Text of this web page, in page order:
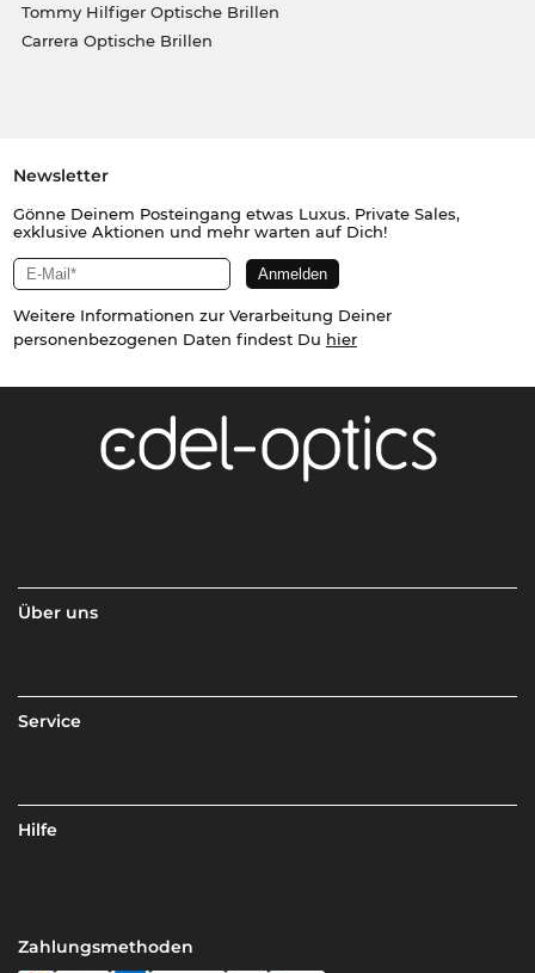
Tommy Hilfiger Optische Brillen
Carrera Optische Brillen
Newsletter
Gönne Deinem Posteingang etwas Luxus. Private Sales,
exklusive Aktionen und mehr warten auf Dich!
Weitere Informationen zur Verarbeitung Deiner
personenbezogenen Daten findest Du hier
Über uns
Service
Hilfe
Zahlungsmethoden